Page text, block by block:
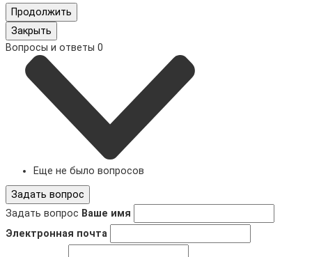
Продолжить
Закрыть
Вопросы и ответы 0
Еще не было вопросов
Задать вопрос
Задать вопрос Ваше имя
Электронная почта